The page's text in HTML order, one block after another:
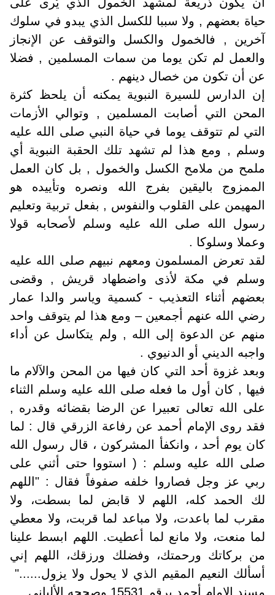
حياة بعضهم , ولا سببا للكسل الذي يبدو في سلوك
آخرين , فالخمول والكسل والتوقف عن الإنجاز
والعمل لم تكن يوما من سمات المسلمين , فضلا
عن أن تكون من خصال دينهم .
إن الدارس للسيرة النبوية يمكنه أن يلحظ كثرة
المحن التي أصابت المسلمين , وتوالي الأزمات
التي لم تتوقف يوما في حياة النبي صلى الله عليه
وسلم , ومع هذا لم تشهد تلك الحقبة النبوية أي
ملمح من ملامح الكسل والخمول , بل كان العمل
الممزوج باليقين بفرج الله ونصره وتأييده هو
المهيمن على القلوب والنفوس , بفعل تربية وتعليم
رسول الله صلى الله عليه وسلم لأصحابه قولا
وعملا وسلوكا .
لقد تعرض المسلمون ومعهم نبيهم صلى الله عليه
وسلم في مكة لأذى واضطهاد قريش , وقضى
بعضهم أثناء التعذيب - كسمية وياسر والدا عمار
رضي الله عنهم أجمعين – ومع هذا لم يتوقف واحد
منهم عن الدعوة إلى الله , ولم يتكاسل عن أداء
واجبه الديني أو الدنيوي .
وبعد غزوة أحد التي كان فيها من المحن والآلام ما
فيها , كان أول ما فعله صلى الله عليه وسلم الثناء
على الله تعالى تعبيرا عن الرضا بقضائه وقدره ,
فقد روى الإمام أحمد عن رفاعة الزرقي قال : لما
كان يوم أحد ، وانكفأ المشركون ، قال رسول الله
صلى الله عليه وسلم : ( استووا حتى أثني على
ربي عز وجل فصاروا خلفه صفوفاً فقال : "اللهم
لك الحمد كله، اللهم لا قابض لما بسطت، ولا
مقرب لما باعدت، ولا مباعد لما قربت، ولا معطي
لما منعت، ولا مانع لما أعطيت. اللهم ابسط علينا
من بركاتك ورحمتك، وفضلك ورزقك، اللهم إني
أسألك النعيم المقيم الذي لا يحول ولا يزول......"
مسند الإمام أحمد برقم 15531 وصححه الألباني